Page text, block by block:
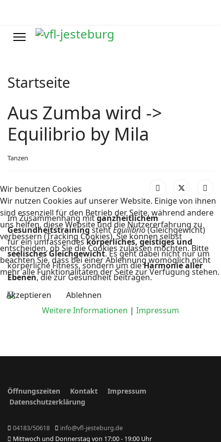
Startseite
Aus Zumba wird ->
Equilibrio by Mila
Tanzen
Im Zusammenhang mitganzheitlichem
GesundheitstrainingstehtEquilibrio(Gleichgewicht)
für ein umfassendeskörperliches, geistiges und
seelisches Gleichgewicht. Es geht dabei nicht nur um
körperliche Fitness, sondern um dieHarmonie aller
Ebenen, die zur Gesundheit beitragen.
Öffnungszeiten Kontakt
Impressum
Datenschutzerklärung
04183/50618
info@vfl-jesteburg.de
Mittwoch und Donnerstag von 17:00 - 19:00 Uhr
Wir benutzen Cookies
Wir nutzen Cookies auf unserer Website. Einige von ihnen
sind essenziell für den Betrieb der Seite, während andere
uns helfen, diese Website und die Nutzererfahrung zu
verbessern (Tracking Cookies). Sie können selbst
entscheiden, ob Sie die Cookies zulassen möchten. Bitte
beachten Sie, dass bei einer Ablehnung womöglich nicht
mehr alle Funktionalitäten der Seite zur Verfügung stehen.
Akzeptieren
Ablehnen
Weitere Informationen | Impressum